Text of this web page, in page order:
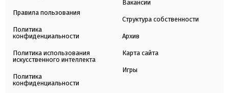
Правила пользования
Политика
конфиденциальности
Политика использования
искусственного интеллекта
Политика
конфиденциальности
Вакансии
Структура собственности
Архив
Карта сайта
Игры